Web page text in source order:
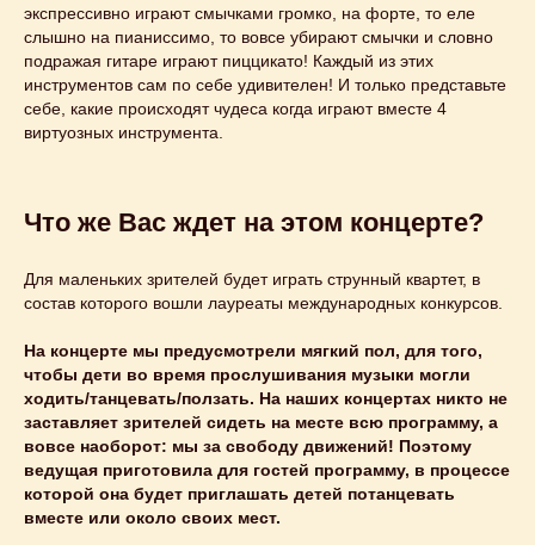
экспрессивно играют смычками громко, на форте, то еле
слышно на пианиссимо, то вовсе убирают смычки и словно
подражая гитаре играют пиццикато! Каждый из этих
инструментов сам по себе удивителен! И только представьте
себе, какие происходят чудеса когда играют вместе 4
виртуозных инструмента.
Что же Вас ждет на этом концерте?
Для маленьких зрителей будет играть струнный квартет, в
состав которого вошли лауреаты международных конкурсов.
На концерте мы предусмотрели мягкий пол, для того,
чтобы дети во время прослушивания музыки могли
ходить/танцевать/ползать. На наших концертах никто не
заставляет зрителей сидеть на месте всю программу, а
вовсе наоборот: мы за свободу движений! Поэтому
ведущая приготовила для гостей программу, в процессе
которой она будет приглашать детей потанцевать
вместе или около своих мест.
Этот и другие
концерты
вы можете
заказатьна свой
праздник